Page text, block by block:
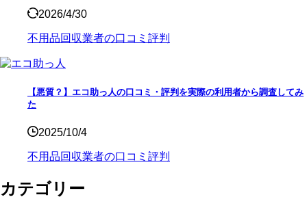
2026/4/30
不用品回収業者の口コミ評判
【悪質？】エコ助っ人の口コミ・評判を実際の利用者から調査してみ
た
2025/10/4
不用品回収業者の口コミ評判
カテゴリー